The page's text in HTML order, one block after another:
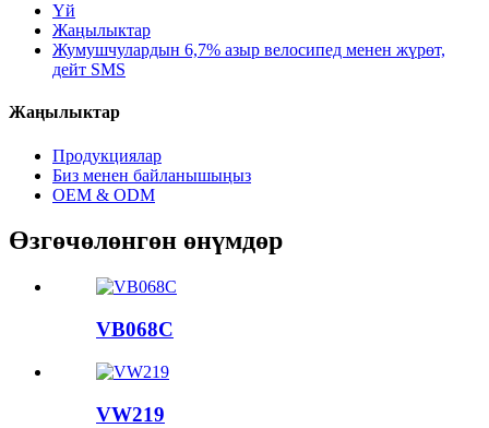
Үй
Жаңылыктар
Жумушчулардын 6,7% азыр велосипед менен жүрөт,
дейт SMS
Жаңылыктар
Продукциялар
Биз менен байланышыңыз
OEM & ODM
Өзгөчөлөнгөн өнүмдөр
VB068C
VW219